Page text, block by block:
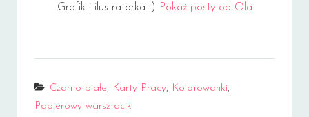
Grafik i ilustratorka :) Pokaż posty od Ola
Categories
Czarno-białe, Karty Pracy, Kolorowanki,
Papierowy warsztacik